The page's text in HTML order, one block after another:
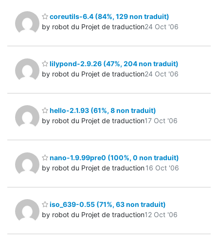
coreutils-6.4 (84%, 129 non traduit)
by robot du Projet de traduction24 Oct '06
lilypond-2.9.26 (47%, 204 non traduit)
by robot du Projet de traduction24 Oct '06
hello-2.1.93 (61%, 8 non traduit)
by robot du Projet de traduction17 Oct '06
nano-1.9.99pre0 (100%, 0 non traduit)
by robot du Projet de traduction16 Oct '06
iso_639-0.55 (71%, 63 non traduit)
by robot du Projet de traduction12 Oct '06